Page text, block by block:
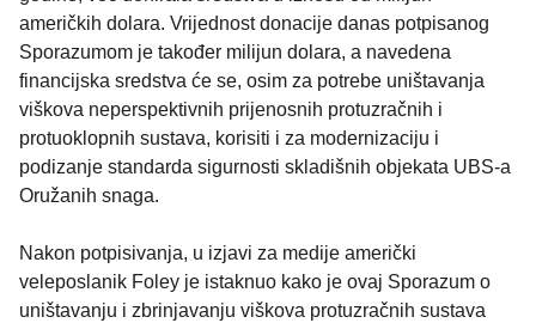
američkih dolara. Vrijednost donacije danas potpisanog
Sporazumom je također milijun dolara, a navedena
financijska sredstva će se, osim za potrebe uništavanja
viškova neperspektivnih prijenosnih protuzračnih i
protuoklopnih sustava, korisiti i za modernizaciju i
podizanje standarda sigurnosti skladišnih objekata UBS-a
Oružanih snaga.
Nakon potpisivanja, u izjavi za medije američki
veleposlanik Foley je istaknuo kako je ovaj Sporazum o
uništavanju i zbrinjavanju viškova protuzračnih sustava